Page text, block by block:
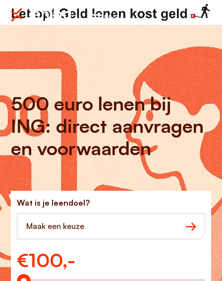
Menu
500 euro lenen bij
ING: direct aanvragen
en voorwaarden
Wat is je leendoel?
Maak een keuze
€100,-
Hoeveel wilt u lenen?